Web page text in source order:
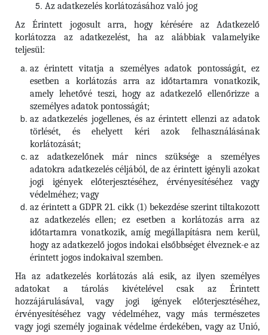
Az adatkezelés korlátozásához való jog
Az Érintett jogosult arra, hogy kérésére az Adatkezelő
korlátozza az adatkezelést, ha az alábbiak valamelyike
teljesül:
az érintett vitatja a személyes adatok pontosságát, ez
esetben a korlátozás arra az időtartamra vonatkozik,
amely lehetővé teszi, hogy az adatkezelő ellenőrizze a
személyes adatok pontosságát;
az adatkezelés jogellenes, és az érintett ellenzi az adatok
törlését, és ehelyett kéri azok felhasználásának
korlátozását;
az adatkezelőnek már nincs szüksége a személyes
adatokra adatkezelés céljából, de az érintett igényli azokat
jogi igények előterjesztéséhez, érvényesítéséhez vagy
védelméhez; vagy
az érintett a GDPR 21. cikk (1) bekezdése szerint tiltakozott
az adatkezelés ellen; ez esetben a korlátozás arra az
időtartamra vonatkozik, amíg megállapításra nem kerül,
hogy az adatkezelő jogos indokai elsőbbséget élveznek-e az
érintett jogos indokaival szemben.
Ha az adatkezelés korlátozás alá esik, az ilyen személyes
adatokat a tárolás kivételével csak az Érintett
hozzájárulásával, vagy jogi igények előterjesztéséhez,
érvényesítéséhez vagy védelméhez, vagy más természetes
vagy jogi személy jogainak védelme érdekében, vagy az Unió,